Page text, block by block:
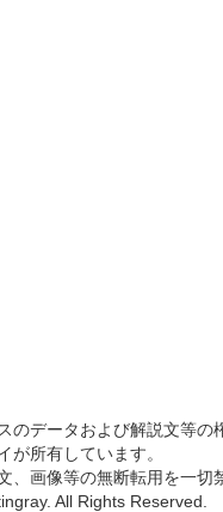
のデータおよび解説文等の
が所有しています。
、画像等の無断転用を一切
All Rights Reserved.